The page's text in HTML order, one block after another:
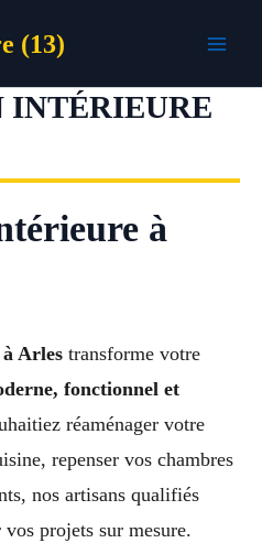
(13)
INTÉRIEURE
à
Arles transforme votre
fonctionnel et
réaménager votre
repenser vos chambres
nos artisans qualifiés
projets sur mesure.